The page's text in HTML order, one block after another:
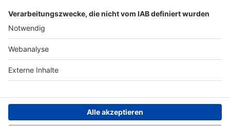
Nutzungsbedingungen Datenschutz Impressum